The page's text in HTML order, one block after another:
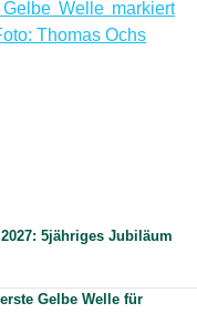
Staffelbach auf
5jähriges Jubiläum
Gelbe Welle für